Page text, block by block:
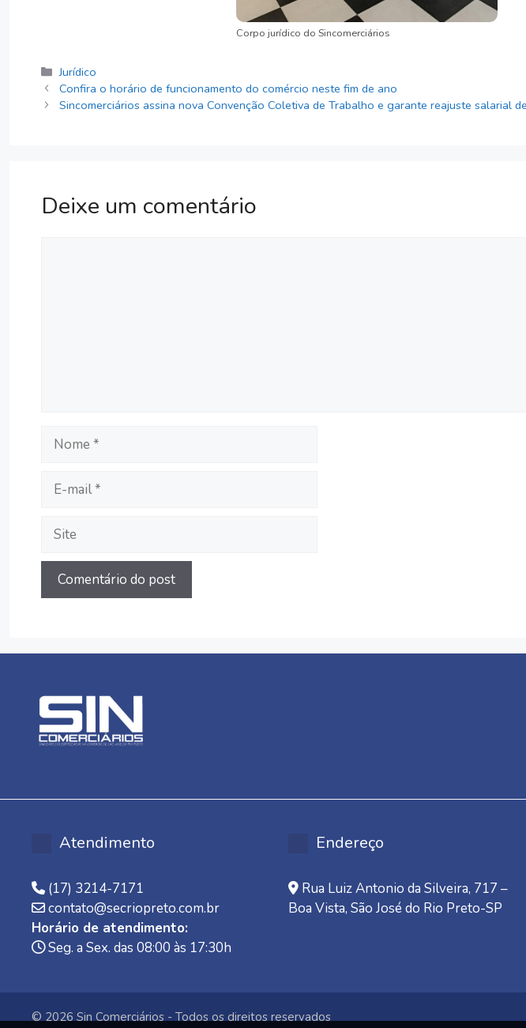
Corpo jurídico do Sincomerciários
Categorias
Jurídico
Confira o horário de funcionamento do comércio neste fim de ano
Sincomerciários assina nova Convenção Coletiva de Trabalho e garante reajuste salarial
Deixe um comentário
Nome
mail
Site
Atendimento
(17) 3214-7171
contato@secriopreto.com.br
Horário de atendimento:
Seg. a Sex. das 08:00 às 17:30h
Endereço
Rua Luiz Antonio da Silveira, 717 –
Boa Vista, São José do Rio Preto-SP
© 2026 Sin Comerciários - Todos os direitos reservados